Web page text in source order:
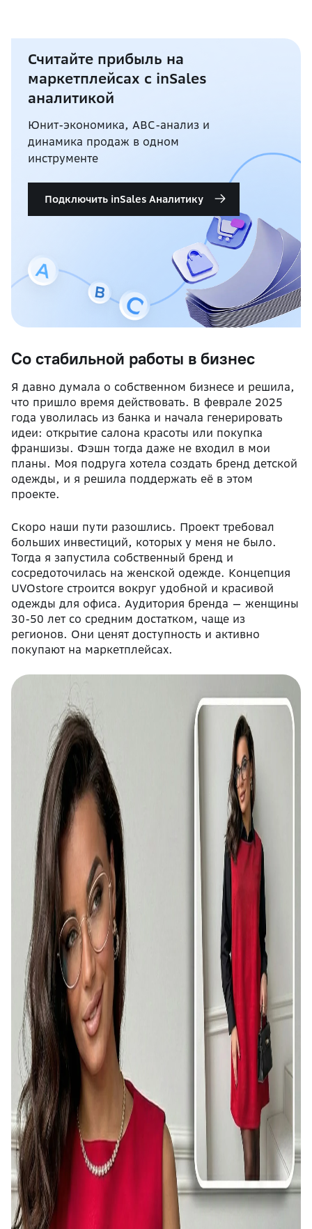
Считайте прибыль на
маркетплейсах с inSales
аналитикой
Юнит-экономика, ABC-анализ и
динамика продаж в одном
инструменте
Подключить inSales Аналитику
Со стабильной работы в бизнес
Я давно думала о собственном бизнесе и решила,
что пришло время действовать. В феврале 2025
года уволилась из банка и начала генерировать
идеи: открытие салона красоты или покупка
франшизы. Фэшн тогда даже не входил в мои
планы. Моя подруга хотела создать бренд детской
одежды, и я решила поддержать её в этом
проекте.
Скоро наши пути разошлись. Проект требовал
больших инвестиций, которых у меня не было.
Тогда я запустила собственный бренд и
сосредоточилась на женской одежде. Концепция
UVOstore строится вокруг удобной и красивой
одежды для офиса. Аудитория бренда — женщины
30-50 лет со средним достатком, чаще из
регионов. Они ценят доступность и активно
покупают на маркетплейсах.